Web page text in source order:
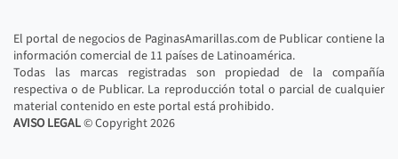
El portal de negocios de PaginasAmarillas.com de Publicar contiene la
información comercial de 11 países de Latinoamérica.
Todas las marcas registradas son propiedad de la compañía
respectiva o de Publicar. La reproducción total o parcial de cualquier
material contenido en este portal está prohibido.
AVISO LEGAL© Copyright2026